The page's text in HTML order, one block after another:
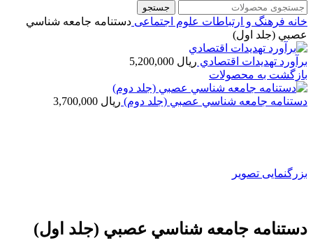
جستجو
خانه فرهنگ و ارتباطات علوم اجتماعی دستنامه جامعه شناسي
عصبي (جلد اول)
برآورد تهديدات اقتصادي ریال
بازگشت به محصولات
دستنامه جامعه شناسي عصبي (جلد دوم) ریال
بزرگنمایی تصویر
دستنامه جامعه شناسي عصبي (جلد اول)